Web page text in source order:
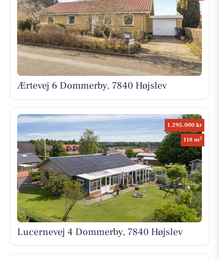
Ærtevej 6 Dommerby, 7840 Højslev
1.295.000 kr
118 m2
Lucernevej 4 Dommerby, 7840 Højslev